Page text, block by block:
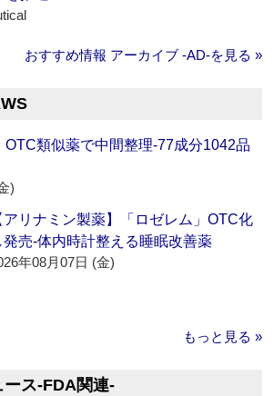
おすすめ情報 アーカイブ ‐AD‐を見る »
OTC類似薬で中間整理‐77成分1042品
)
アリナミン製薬】「ロゼレム」OTC化
発売‐体内時計整える睡眠改善薬
年08月07日 (金)
もっと見る »
ス‐FDA関連‐